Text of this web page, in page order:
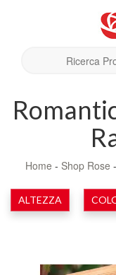
Home - Shop Rose -
ALTEZZA